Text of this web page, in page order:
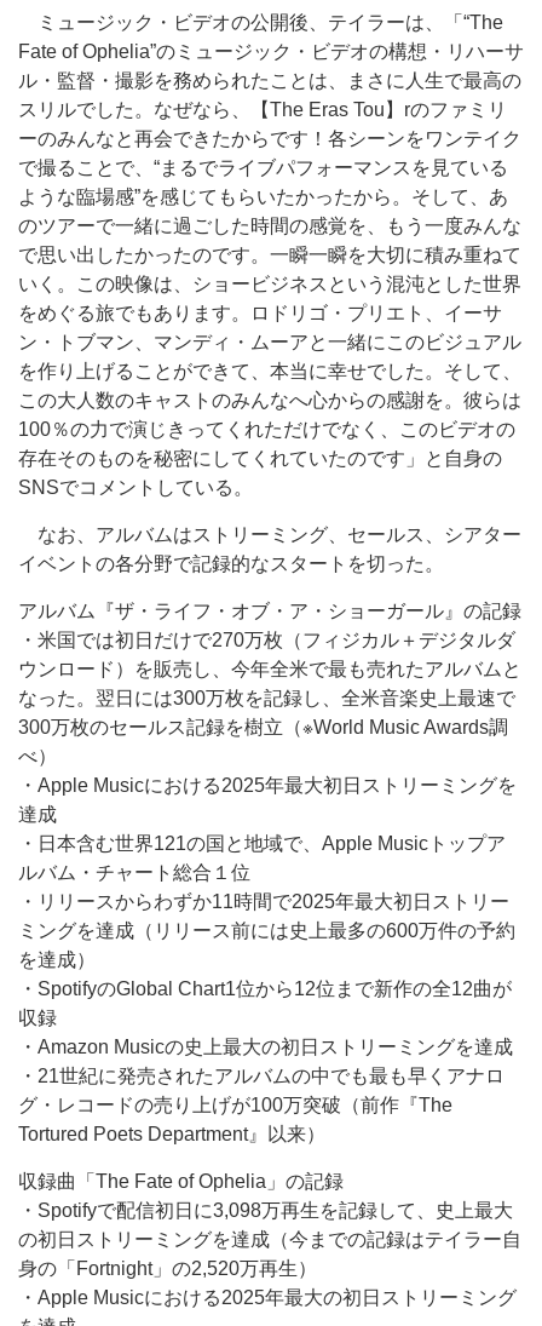
ミュージック・ビデオの公開後、テイラーは、「“The
Fate of Ophelia”のミュージック・ビデオの構想・リハーサ
ル・監督・撮影を務められたことは、まさに人生で最高の
スリルでした。なぜなら、【The Eras Tou】rのファミリ
ーのみんなと再会できたからです！各シーンをワンテイク
で撮ることで、“まるでライブパフォーマンスを見ている
ような臨場感”を感じてもらいたかったから。そして、あ
のツアーで一緒に過ごした時間の感覚を、もう一度みんな
で思い出したかったのです。一瞬一瞬を大切に積み重ねて
いく。この映像は、ショービジネスという混沌とした世界
をめぐる旅でもあります。ロドリゴ・プリエト、イーサ
ン・トブマン、マンディ・ムーアと一緒にこのビジュアル
を作り上げることができて、本当に幸せでした。そして、
この大人数のキャストのみんなへ心からの感謝を。彼らは
100％の力で演じきってくれただけでなく、このビデオの
存在そのものを秘密にしてくれていたのです」と自身の
SNSでコメントしている。
なお、アルバムはストリーミング、セールス、シアター
イベントの各分野で記録的なスタートを切った。
アルバム『ザ・ライフ・オブ・ア・ショーガール』の記録
・米国では初日だけで270万枚（フィジカル＋デジタルダ
ウンロード）を販売し、今年全米で最も売れたアルバムと
なった。翌日には300万枚を記録し、全米音楽史上最速で
300万枚のセールス記録を樹立（※World Music Awards調
べ）
・Apple Musicにおける2025年最大初日ストリーミングを
達成
・日本含む世界121の国と地域で、Apple Musicトップア
ルバム・チャート総合１位
・リリースからわずか11時間で2025年最大初日ストリー
ミングを達成（リリース前には史上最多の600万件の予約
を達成）
・SpotifyのGlobal Chart1位から12位まで新作の全12曲が
収録
・Amazon Musicの史上最大の初日ストリーミングを達成
・21世紀に発売されたアルバムの中でも最も早くアナロ
グ・レコードの売り上げが100万突破（前作『The
Tortured Poets Department』以来）
収録曲「The Fate of Ophelia」の記録
・Spotifyで配信初日に3,098万再生を記録して、史上最大
の初日ストリーミングを達成（今までの記録はテイラー自
身の「Fortnight」の2,520万再生）
・Apple Musicにおける2025年最大の初日ストリーミング